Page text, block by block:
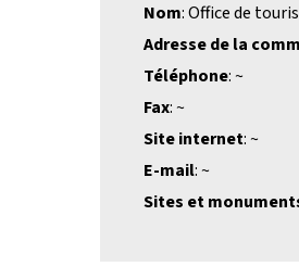
Nom: Office de
Adresse de la
Téléphone: ~
Fax: ~
Site internet: ~
E-mail: ~
Sites et